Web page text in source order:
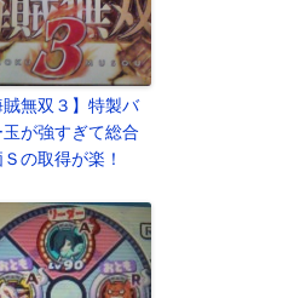
賊無双３】特製バ
玉が強すぎて総合
の取得が楽！